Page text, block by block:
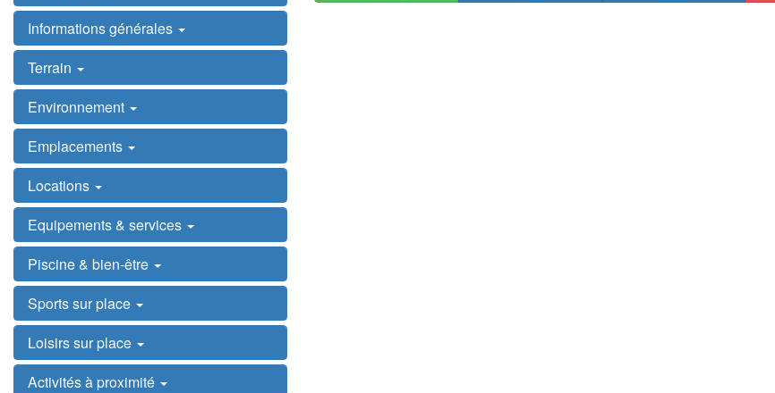
Informations générales
Terrain
Environnement
Emplacements
Locations
Equipements & services
Piscine & bien-être
Sports sur place
Loisirs sur place
Activités à proximité